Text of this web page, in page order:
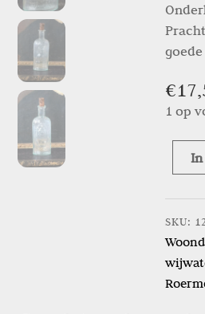
€
1 op
OLV
in
’t
Zand
SKU: